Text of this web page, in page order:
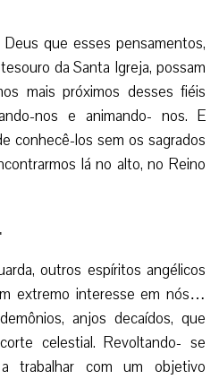
que esses pensamentos,
da Santa Igreja, possam
mais próximos desses fiéis
nos e animando- nos. E
conhecê-los sem os sagrados
lá no alto, no Reino
outros espíritos angélicos
extremo interesse em nós…
anjos decaídos, que
celestial. Revoltando- se
trabalhar com um objetivo